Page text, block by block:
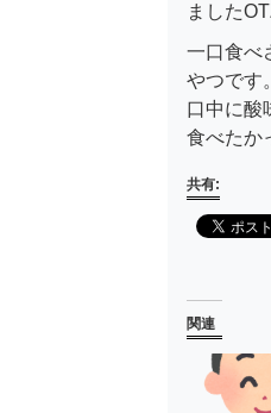
ました
一口食べ
やつです。
口中に酸
食べたか
共有:
関連